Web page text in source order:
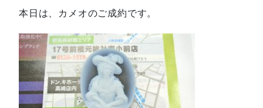
本日は、カメオのご成約です。